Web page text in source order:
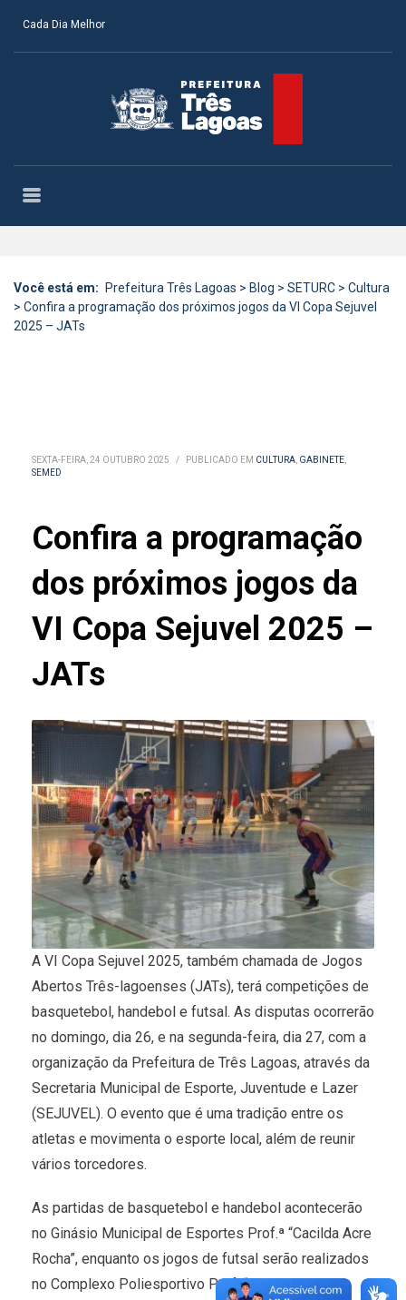
Cada Dia Melhor
Você está em: Prefeitura Três Lagoas > Blog > SETURC > Cultura
> Confira a programação dos próximos jogos da VI Copa Sejuvel
2025 – JATs
SEXTA-FEIRA, 24 OUTUBRO 2025 / PUBLICADO EM CULTURA, GABINETE,
SEMED
Confira a programação
dos próximos jogos da
VI Copa Sejuvel 2025 –
JATs
A VI Copa Sejuvel 2025, também chamada de Jogos
Abertos Três-lagoenses (JATs), terá competições de
basquetebol, handebol e futsal. As disputas ocorrerão
no domingo, dia 26, e na segunda-feira, dia 27, com a
organização da Prefeitura de Três Lagoas, através da
Secretaria Municipal de Esporte, Juventude e Lazer
(SEJUVEL). O evento que é uma tradição entre os
atletas e movimenta o esporte local, além de reunir
vários torcedores.
As partidas de basquetebol e handebol acontecerão
no Ginásio Municipal de Esportes Prof.ª “Cacilda Acre
Rocha”, enquanto os jogos de futsal serão realizados
no Complexo Poliesportivo Prof. “Eduardo Antônio